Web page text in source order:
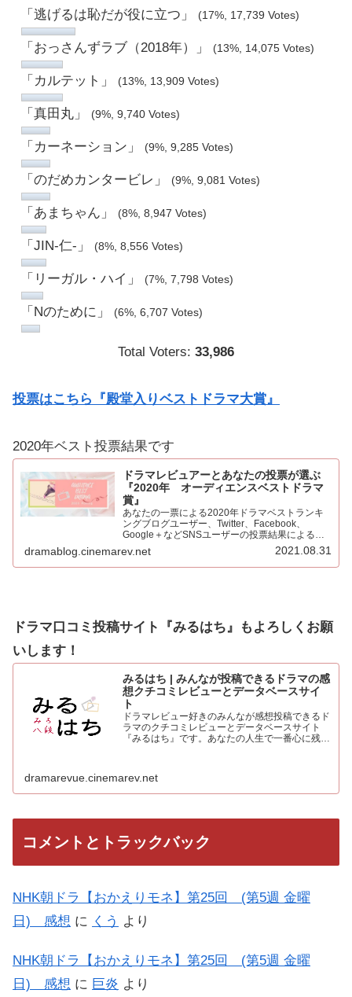
「逃げるは恥だが役に立つ」
(17%, 17,739 Votes)
「おっさんずラブ（2018年）」 (13%, 14,075 Votes)
「カルテット」 (13%, 13,909 Votes)
「真田丸」 (9%, 9,740 Votes)
「カーネーション」 (9%, 9,285 Votes)
「のだめカンタービレ」 (9%, 9,081 Votes)
「あまちゃん」 (8%, 8,947 Votes)
「JIN-仁-」 (8%, 8,556 Votes)
「リーガル・ハイ」 (7%, 7,798 Votes)
「Nのために」 (6%, 6,707 Votes)
Total Voters: 33,986
投票はこちら『殿堂入りベストドラマ大賞』
2020年ベスト投票結果です
ドラマレビュアーとあなたの投票が選ぶ
『2020年 オーディエンスベストドラマ
賞』
あなたの一票による2020年ドラマベストランキ
ングブログユーザー、Twitter、Facebook、
Google＋などSNSユーザーの投票結果による
2020年ベストドラマ。445票もの投票をいただき
心より感謝申し上げます！！集計の結果を発表…
dramablog.cinemarev.net 2021.08.31
ドラマ口コミ投稿サイト『みるはち』もよろしくお願
いします！
みるはち | みんなが投稿できるドラマの感
想クチコミレビューとデータベースサイ
ト
ドラマレビュー好きのみんなが感想投稿できるド
ラマのクチコミレビューとデータベースサイト
『みるはち』です。あなたの人生で一番心に残っ
dramarevue.cinemarev.net
コメントとトラックバック
NHK朝ドラ【おかえりモネ】第25回 (第5週 金曜
日) 感想 に くう より
NHK朝ドラ【おかえりモネ】第25回 (第5週 金曜
日) 感想 に 巨炎 より